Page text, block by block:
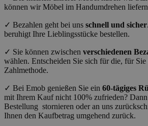
können wir Möbel im Handumdrehen
✓ Bezahlen geht bei uns schnell und sicher
beruhigt Ihre Lieblingsstücke bestellen.
✓ Sie können zwischen verschiedenen
wählen. Entscheiden Sie sich für die, für
Zahlmethode.
✓ Bei Emob genießen Sie ein 60-tägiges
mit Ihrem Kauf nicht 100% zufrieden?
Bestellung stornieren oder an uns
Ihnen den Kaufbetrag umgehend zurück.